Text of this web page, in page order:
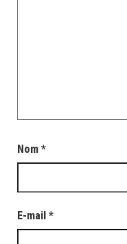
Nom *
E-mail *